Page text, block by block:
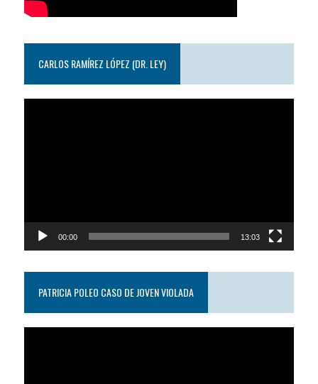
CARLOS RAMÍREZ LÓPEZ (DR. LEY)
00:00 13:03
PATRICIA POLEO CASO DE JOVEN VIOLADA